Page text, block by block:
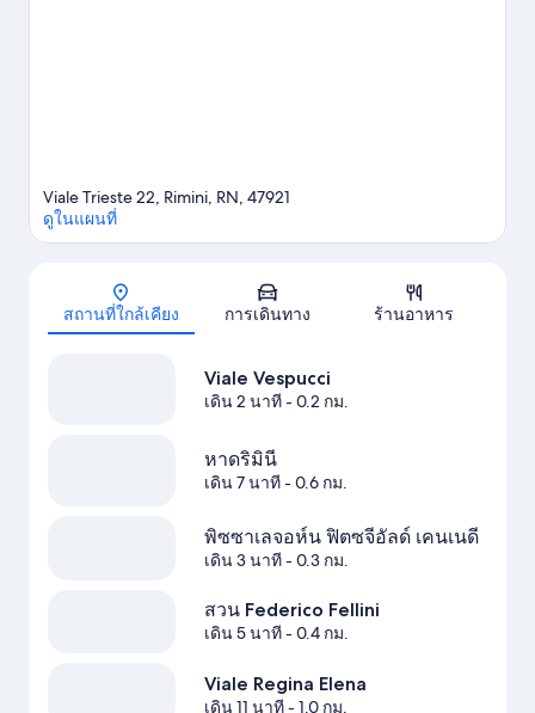
แผนที่
Viale Trieste 22, Rimini, RN, 47921
ดูในแผนที่
สถานที่ใกล้เคียง การเดินทาง ร้านอาหาร
Viale Vespucci
เดิน 2 นาที- 0.2 กม.
หาดริมินี
เดิน 7 นาที- 0.6 กม.
พิซซาเลจอห์น ฟิตซจีอัลด์ เคนเนดี
เดิน 3 นาที- 0.3 กม.
สวน Federico Fellini
เดิน 5 นาที- 0.4 กม.
Viale Regina Elena
เดิน 11 นาที- 1.0 กม.